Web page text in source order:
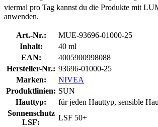
viermal pro Tag kannst du die Produkte mit
anwenden.
Art.-Nr.:
MUE-93696-01000-25
Inhalt:
40 ml
EAN:
4005900998088
Hersteller-Nr.: 93696-01000-25
Marken:
NIVEA
Produktlinien: SUN
Hauttyp:
für jeden Hauttyp, sensible
Sonnenschutz
LSF:
LSF 50+